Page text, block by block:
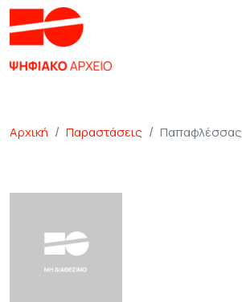
Αρχική Παραστάσεις Παπαφλέσσας